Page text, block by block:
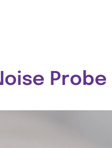
Probe